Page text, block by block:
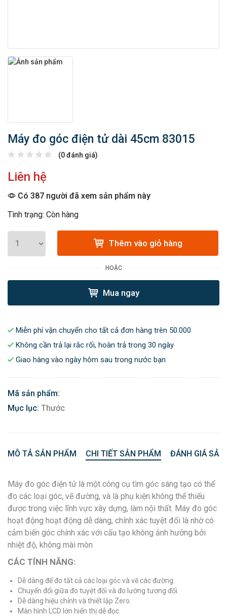
Máy đo góc điện tử dài 45cm 83015
(0 đánh giá)
Liên hệ
Có 387 người đã xem sản phẩm này
Tình trạng: Còn hàng
Thêm vào giỏ hàng
HOẶC
Mua ngay
Miễn phí vận chuyển cho tất cả đơn hàng trên 50.000
Không cần trả lại rắc rối, hoàn trả trong 30 ngày
Giao hàng vào ngày hôm sau trong nước bạn
Mã sản phẩm:
Mục lục: Thước
MÔ TẢ SẢN PHẨM CHI TIẾT SẢN PHẨM ĐÁNH GIÁ
Máy đo góc điện tử là một công cụ tìm góc sáng tạo có thể
đo các loại góc, vẽ đường, và là phụ kiện không thể thiếu
được trong việc lĩnh vực xây dựng, làm nội thất. Máy đo góc
hoạt động hoạt động dễ dàng, chính xác tuyệt đối là nhờ có
cảm biến góc chính xác với cấu tạo không ảnh hưởng bởi
nhiệt độ, không mài mòn
CÁC TÍNH NĂNG:
Dễ dàng để đo tất cả các loại góc và vẽ các đường.
Chuyển đổi giữa đo tuyệt đối và đo lường tương đối.
Dễ dàng hiệu chỉnh và thiết lập Zero.
Màn hình LCD lớn hiển thị dễ đọc.